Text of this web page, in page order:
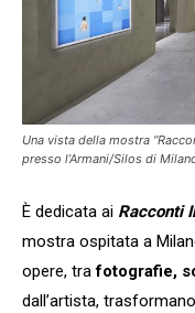
Una vista della mostra
presso l’Armani/Silos di
È dedicata ai Racconti
mostra ospitata a
opere, trafotografie,
dall’artista,